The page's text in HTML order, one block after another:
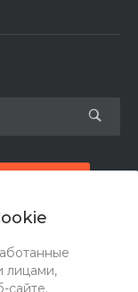
лицами,
сайте.
24